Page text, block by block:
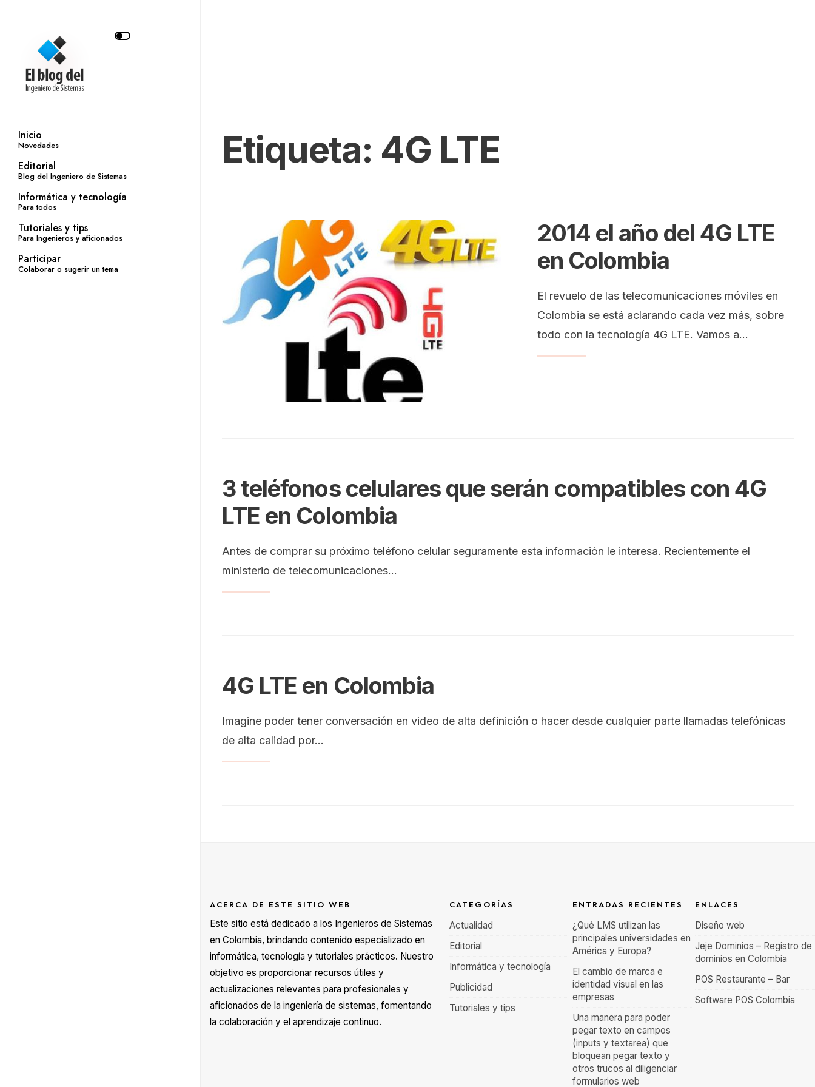
Inicio
Novedades
Editorial
Blog del Ingeniero de Sistemas
Informática y tecnología
Para todos
Tutoriales y tips
Para Ingenieros y aficionados
Participar
Colaborar o sugerir un tema
Etiqueta: 4G LTE
2014 el año del 4G LTE
en Colombia
El revuelo de las telecomunicaciones móviles en
Colombia se está aclarando cada vez más, sobre
todo con la tecnología 4G LTE. Vamos a...
3 teléfonos celulares que serán compatibles con 4G
LTE en Colombia
Antes de comprar su próximo teléfono celular seguramente esta información le interesa. Recientemente el
ministerio de telecomunicaciones...
4G LTE en Colombia
Imagine poder tener conversación en video de alta definición o hacer desde cualquier parte llamadas telefónicas
de alta calidad por...
ACERCA DE ESTE SITIO WEB
Este sitio está dedicado a los Ingenieros de Sistemas
en Colombia, brindando contenido especializado en
informática, tecnología y tutoriales prácticos. Nuestro
objetivo es proporcionar recursos útiles y
actualizaciones relevantes para profesionales y
aficionados de la ingeniería de sistemas, fomentando
la colaboración y el aprendizaje continuo.
CATEGORÍAS
Actualidad
Editorial
Informática y tecnología
Publicidad
Tutoriales y tips
ENTRADAS RECIENTES
¿Qué LMS utilizan las
principales universidades en
América y Europa?
El cambio de marca e
identidad visual en las
empresas
Una manera para poder
pegar texto en campos
(inputs y textarea) que
bloquean pegar texto y
otros trucos al diligenciar
formularios web
ENLACES
Diseño web
Jeje Dominios – Registro de
dominios en Colombia
POS Restaurante – Bar
Software POS Colombia